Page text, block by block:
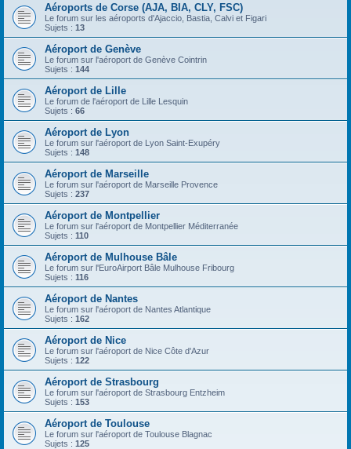
Aéroports de Corse (AJA, BIA, CLY, FSC)
Le forum sur les aéroports d'Ajaccio, Bastia, Calvi et Figari
Sujets : 13
Aéroport de Genève
Le forum sur l'aéroport de Genève Cointrin
Sujets : 144
Aéroport de Lille
Le forum de l'aéroport de Lille Lesquin
Sujets : 66
Aéroport de Lyon
Le forum sur l'aéroport de Lyon Saint-Exupéry
Sujets : 148
Aéroport de Marseille
Le forum sur l'aéroport de Marseille Provence
Sujets : 237
Aéroport de Montpellier
Le forum sur l'aéroport de Montpellier Méditerranée
Sujets : 110
Aéroport de Mulhouse Bâle
Le forum sur l'EuroAirport Bâle Mulhouse Fribourg
Sujets : 116
Aéroport de Nantes
Le forum sur l'aéroport de Nantes Atlantique
Sujets : 162
Aéroport de Nice
Le forum sur l'aéroport de Nice Côte d'Azur
Sujets : 122
Aéroport de Strasbourg
Le forum sur l'aéroport de Strasbourg Entzheim
Sujets : 153
Aéroport de Toulouse
Le forum sur l'aéroport de Toulouse Blagnac
Sujets : 125